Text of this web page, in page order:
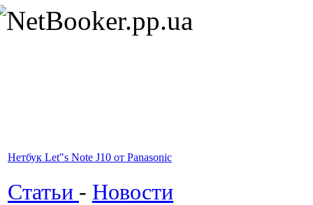
Нетбук Let"s Note J10 от Panasonic
Статьи - Новости